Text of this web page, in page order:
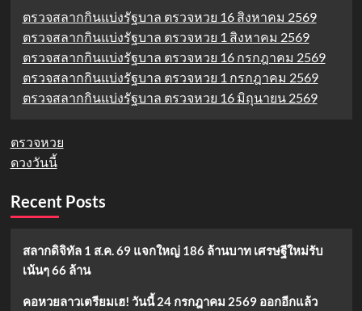
ใน
พิธี
มหา
พุทธ
าภิเษก
วัตถุ
จ.สกลนคร
ตรวจสลากกินแบ่งรัฐบาล ตรวจหวย 16 สิงหาคม 2569
ตรวจสลากกินแบ่งรัฐบาล ตรวจหวย 1 สิงหาคม 2569
ตรวจสลากกินแบ่งรัฐบาล ตรวจหวย 16 กรกฎาคม 2569
ตรวจสลากกินแบ่งรัฐบาล ตรวจหวย 1 กรกฎาคม 2569
ตรวจสลากกินแบ่งรัฐบาล ตรวจหวย 16 มิถุนายน 2569
ตรวจหวย
ดวงวันนี้
Recent Posts
สลากดิจิทัล 1 ส.ค. 69 แจกใหญ่ 186 ล้านบาท เศรษฐีใหม่รับ
เน้นๆ 66 ล้าน
คอหวยลาวเตรียมเฮ! วันนี้ 24 กรกฎาคม 2569 ออกอีกแล้ว